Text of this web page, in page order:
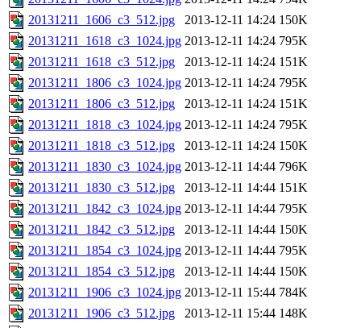
20131211_1606_c3_512.jpg
2013-12-11 14:24 150K
20131211_1618_c3_1024.jpg 2013-12-11 14:24 795K
20131211_1618_c3_512.jpg
2013-12-11 14:24 151K
20131211_1806_c3_1024.jpg 2013-12-11 14:24 795K
20131211_1806_c3_512.jpg
2013-12-11 14:24 151K
20131211_1818_c3_1024.jpg 2013-12-11 14:24 795K
20131211_1818_c3_512.jpg
2013-12-11 14:24 150K
20131211_1830_c3_1024.jpg 2013-12-11 14:44 796K
20131211_1830_c3_512.jpg
2013-12-11 14:44 151K
20131211_1842_c3_1024.jpg 2013-12-11 14:44 795K
20131211_1842_c3_512.jpg
2013-12-11 14:44 150K
20131211_1854_c3_1024.jpg 2013-12-11 14:44 795K
20131211_1854_c3_512.jpg
2013-12-11 14:44 150K
20131211_1906_c3_1024.jpg 2013-12-11 15:44 784K
20131211_1906_c3_512.jpg
2013-12-11 15:44 148K